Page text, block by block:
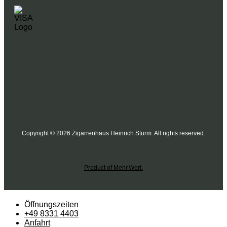
Copyright © 2026 Zigarrenhaus Heinrich Sturm. All rights reserved.
Product of Mehr.Wert.
Öffnungszeiten
+49 8331 4403
Anfahrt